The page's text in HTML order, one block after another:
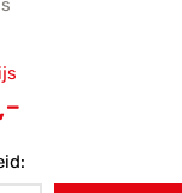
€739,-.